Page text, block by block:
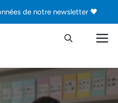
de notre newsletter 🖤